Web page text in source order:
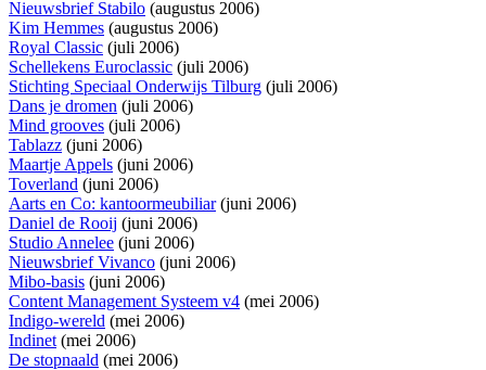
Nieuwsbrief Stabilo (augustus 2006)
Kim Hemmes (augustus 2006)
Royal Classic (juli 2006)
Schellekens Euroclassic (juli 2006)
Stichting Speciaal Onderwijs Tilburg (juli 2006)
Dans je dromen (juli 2006)
Mind grooves (juli 2006)
Tablazz (juni 2006)
Maartje Appels (juni 2006)
Toverland (juni 2006)
Aarts en Co: kantoormeubiliar(juni 2006)
Daniel de Rooij (juni 2006)
Studio Annelee (juni 2006)
Nieuwsbrief Vivanco (juni 2006)
Mibo-basis (juni 2006)
Content Management Systeem v4 (mei 2006)
Indigo-wereld (mei 2006)
Indinet(mei 2006)
De stopnaald (mei 2006)